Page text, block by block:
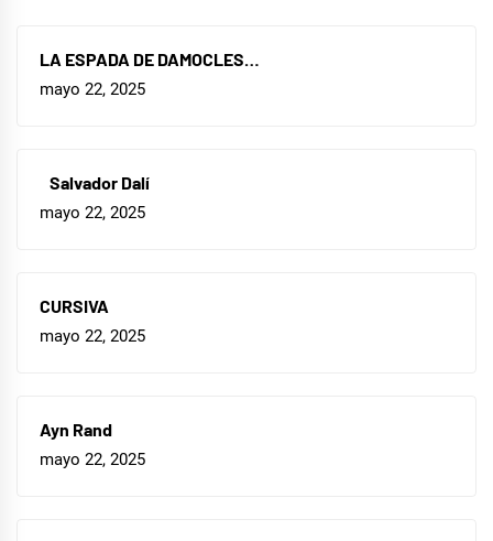
LA ESPADA DE DAMOCLES…
mayo 22, 2025
Salvador Dalí
mayo 22, 2025
CURSIVA
mayo 22, 2025
Ayn Rand
mayo 22, 2025